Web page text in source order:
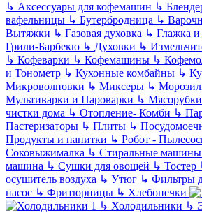
↳ Аксессуары для кофемашин ↳
вафельницы ↳ Бутербродница ↳
Вытяжки ↳ Газовая духовка ↳ Глажка и
Грили-Барбекю ↳ Духовки ↳
↳ Кофеварки ↳ Кофемашины ↳
и Тонометр ↳ Кухонные комбайны ↳
Микроволновки ↳ Миксеры ↳
Мультиварки и Пароварки ↳ Мясорубки
чистки дома ↳ Отопление- Комби ↳
Пастеризаторы ↳ Плиты ↳
Продукты и напитки ↳ Робот -
Соковыжималка ↳ Стиральные машины
машина ↳ Сушки для овощей ↳ Тостер
осушитель воздуха ↳ Утюг ↳ Фильтры
насос ↳ Фритюрницы ↳ Хлебопечки
↳ Холодильники ↳